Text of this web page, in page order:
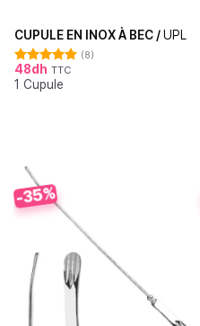
CUPULE EN INOX À BEC /UPL
Note4.88
sur 5
(8)
48dh TTC
1 Cupule
-35%